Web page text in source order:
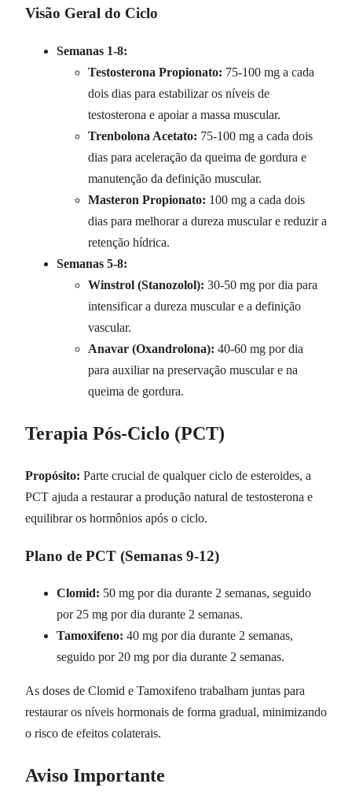
Visão Geral do Ciclo
Semanas 1-8:
Testosterona Propionato: 75-100 mg a cada
dois dias para estabilizar os níveis de
testosterona e apoiar a massa muscular.
Trenbolona Acetato: 75-100 mg a cada dois
dias para aceleração da queima de gordura e
manutenção da definição muscular.
Masteron Propionato: 100 mg a cada dois
dias para melhorar a dureza muscular e reduzir a
retenção hídrica.
Semanas 5-8:
Winstrol (Stanozolol): 30-50 mg por dia para
intensificar a dureza muscular e a definição
vascular.
Anavar (Oxandrolona): 40-60 mg por dia
para auxiliar na preservação muscular e na
queima de gordura.
Terapia Pós-Ciclo (PCT)
Propósito: Parte crucial de qualquer ciclo de esteroides, a
PCT ajuda a restaurar a produção natural de testosterona e
equilibrar os hormônios após o ciclo.
Plano de PCT (Semanas 9-12)
Clomid: 50 mg por dia durante 2 semanas, seguido
por 25 mg por dia durante 2 semanas.
Tamoxifeno: 40 mg por dia durante 2 semanas,
seguido por 20 mg por dia durante 2 semanas.
As doses de Clomid e Tamoxifeno trabalham juntas para
restaurar os níveis hormonais de forma gradual, minimizando
o risco de efeitos colaterais.
Aviso Importante